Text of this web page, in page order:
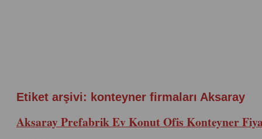
Etiket arşivi: konteyner firmaları Aksaray
Aksaray Prefabrik Ev Konut Ofis Konteyner